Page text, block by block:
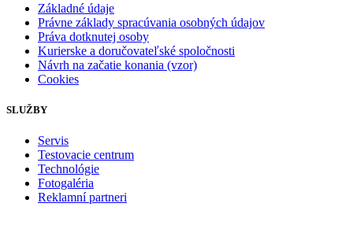
Základné údaje
Právne základy spracúvania osobných údajov
Práva dotknutej osoby
Kurierske a doručovateľské spoločnosti
Návrh na začatie konania (vzor)
Cookies
SLUŽBY
Servis
Testovacie centrum
Technológie
Fotogaléria
Reklamní partneri